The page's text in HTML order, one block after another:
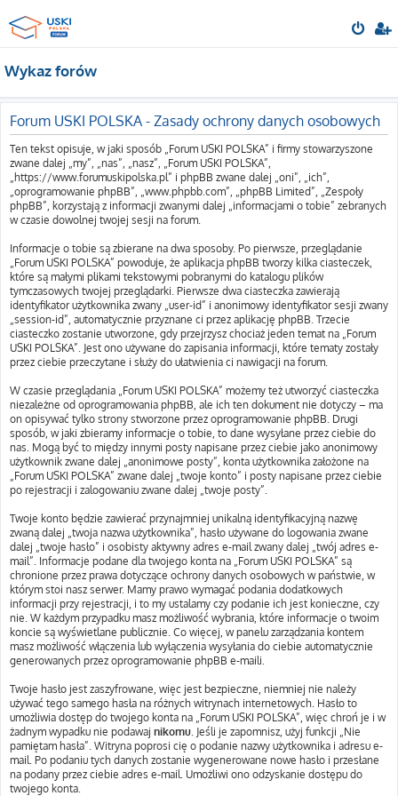
Wykaz forów
Forum USKI POLSKA - Zasady ochrony danych osobowych
Ten tekst opisuje, w jaki sposób „Forum USKI POLSKA” i firmy stowarzyszone
zwane dalej „my”, „nas”, „nasz”, „Forum USKI POLSKA”,
„https://www.forumuskipolska.pl” i phpBB zwane dalej „oni”, „ich”,
„oprogramowanie phpBB”, „www.phpbb.com”, „phpBB Limited”, „Zespoły
phpBB”, korzystają z informacji zwanymi dalej „informacjami o tobie” zebranych
w czasie dowolnej twojej sesji na forum.
Informacje o tobie są zbierane na dwa sposoby. Po pierwsze, przeglądanie
„Forum USKI POLSKA” powoduje, że aplikacja phpBB tworzy kilka ciasteczek,
które są małymi plikami tekstowymi pobranymi do katalogu plików
tymczasowych twojej przeglądarki. Pierwsze dwa ciasteczka zawierają
identyfikator użytkownika zwany „user-id” i anonimowy identyfikator sesji zwany
„session-id”, automatycznie przyznane ci przez aplikację phpBB. Trzecie
ciasteczko zostanie utworzone, gdy przejrzysz chociaż jeden temat na „Forum
USKI POLSKA”. Jest ono używane do zapisania informacji, które tematy zostały
przez ciebie przeczytane i służy do ułatwienia ci nawigacji na forum.
W czasie przeglądania „Forum USKI POLSKA” możemy też utworzyć ciasteczka
niezależne od oprogramowania phpBB, ale ich ten dokument nie dotyczy – ma
on opisywać tylko strony stworzone przez oprogramowanie phpBB. Drugi
sposób, w jaki zbieramy informacje o tobie, to dane wysyłane przez ciebie do
nas. Mogą być to między innymi posty napisane przez ciebie jako anonimowy
użytkownik zwane dalej „anonimowe posty”, konta użytkownika założone na
„Forum USKI POLSKA” zwane dalej „twoje konto” i posty napisane przez ciebie
po rejestracji i zalogowaniu zwane dalej „twoje posty”.
Twoje konto będzie zawierać przynajmniej unikalną identyfikacyjną nazwę
zwaną dalej „twoja nazwa użytkownika”, hasło używane do logowania zwane
dalej „twoje hasło” i osobisty aktywny adres e-mail zwany dalej „twój adres e-
mail”. Informacje podane dla twojego konta na „Forum USKI POLSKA” są
chronione przez prawa dotyczące ochrony danych osobowych w państwie, w
którym stoi nasz serwer. Mamy prawo wymagać podania dodatkowych
informacji przy rejestracji, i to my ustalamy czy podanie ich jest konieczne, czy
nie. W każdym przypadku masz możliwość wybrania, które informacje o twoim
koncie są wyświetlane publicznie. Co więcej, w panelu zarządzania kontem
masz możliwość włączenia lub wyłączenia wysyłania do ciebie automatycznie
generowanych przez oprogramowanie phpBB e-maili.
Twoje hasło jest zaszyfrowane, więc jest bezpieczne, niemniej nie należy
używać tego samego hasła na różnych witrynach internetowych. Hasło to
umożliwia dostęp do twojego konta na „Forum USKI POLSKA”, więc chroń je i w
żadnym wypadku nie podawaj nikomu. Jeśli je zapomnisz, użyj funkcji „Nie
pamiętam hasła”. Witryna poprosi cię o podanie nazwy użytkownika i adresu e-
mail. Po podaniu tych danych zostanie wygenerowane nowe hasło i przesłane
na podany przez ciebie adres e-mail. Umożliwi ono odzyskanie dostępu do
twojego konta.